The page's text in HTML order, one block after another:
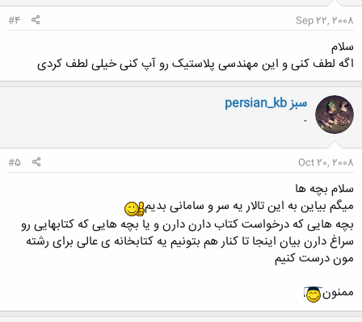
Sep 22, 2008
#4
سلام
اگه لطف کنی و این مهندسی پلاستیک رو آپ کنی خیلی لطف کردی
persian_kb سبز
-
Oct 20, 2008
#5
سلام بچه ها
میگم بیاین به این تالار یه سر و سامانی بدیم
بچه هایی که درخواست کتاب دارن دارن و یا بچه هایی که کتابهایی رو
سراغ دارن بیان اینجا تا کنار هم بتونیم یه کتابخانه ی عالی برای رشته
مون درست کنیم
ممنون